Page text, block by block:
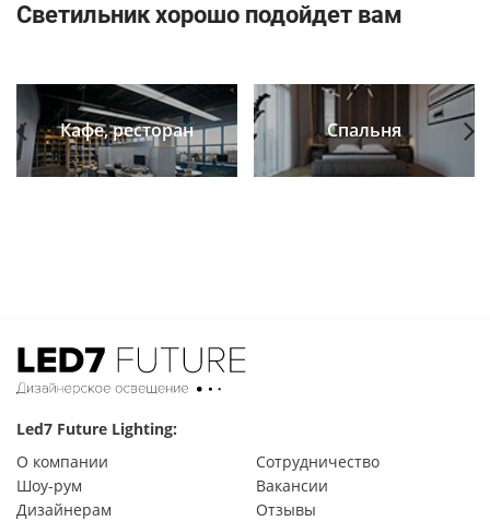
Светильник хорошо подойдет вам
Previous
Кафе, ресторан Спальня
Led7 Future Lighting:
О компании
Сотрудничество
Шоу-рум
Вакансии
Дизайнерам
Отзывы